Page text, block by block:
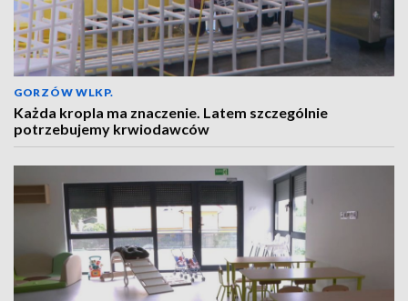
GORZÓW WLKP.
Każda kropla ma znaczenie. Latem szczególnie
potrzebujemy krwiodawców